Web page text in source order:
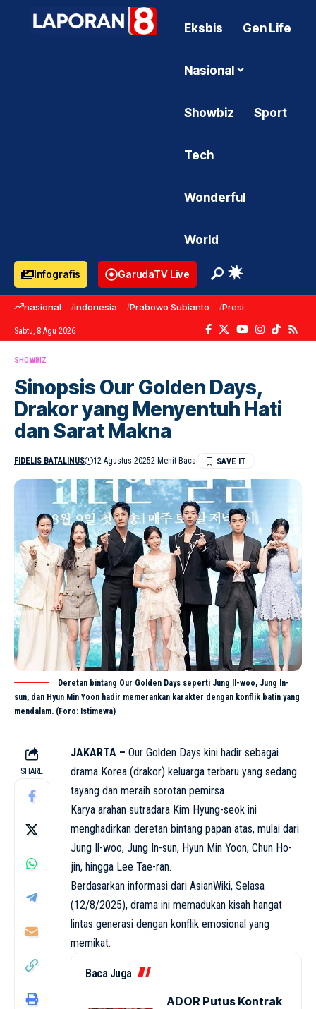
Eksbis Gen Life
Nasional
Showbiz Sport
Tech
Wonderful
World
Infografis GarudaTV Live
nasional indonesia Prabowo Subianto Presiden Prabowo
Sabtu, 8 Agu 2026
SHOWBIZ
Sinopsis Our Golden Days,
Drakor yang Menyentuh Hati
dan Sarat Makna
FIDELIS BATALINUS 12 Agustus 20252 Menit Baca
Deretan bintang Our Golden Days seperti Jung Il-woo, Jung In-
sun, dan Hyun Min Yoon hadir memerankan karakter dengan konflik batin yang
mendalam. (Foro: Istimewa)
SHARE
JAKARTA – Our Golden Days kini hadir sebagai
drama Korea (drakor) keluarga terbaru yang sedang
tayang dan meraih sorotan pemirsa.
Karya arahan sutradara Kim Hyung-seok ini
menghadirkan deretan bintang papan atas, mulai dari
Jung Il-woo, Jung In-sun, Hyun Min Yoon, Chun Ho-
jin, hingga Lee Tae-ran.
Berdasarkan informasi dari AsianWiki, Selasa
(12/8/2025), drama ini memadukan kisah hangat
lintas generasi dengan konflik emosional yang
memikat.
Baca Juga
ADOR Putus Kontrak